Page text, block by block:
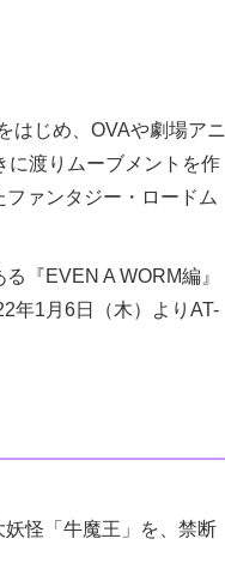
はじめ、OVAや劇場アニ
に渡りムーブメントを作
ァンタジー・ロードム
『EVEN A WORM編』
年1月6日（木）よりAT-
怪「牛魔王」を、禁断